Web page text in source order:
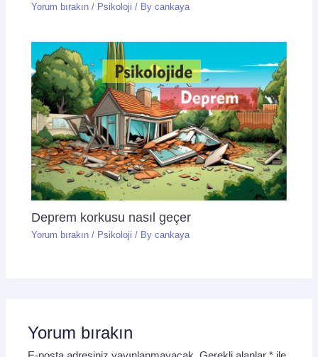
Yorum bırakın / Psikoloji / Bycankaya
Deprem korkusu nasıl geçer
Yorum bırakın / Psikoloji / Bycankaya
Yorum bırakın